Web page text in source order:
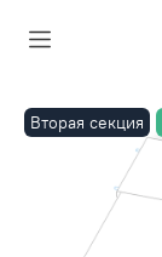
Вторая секция